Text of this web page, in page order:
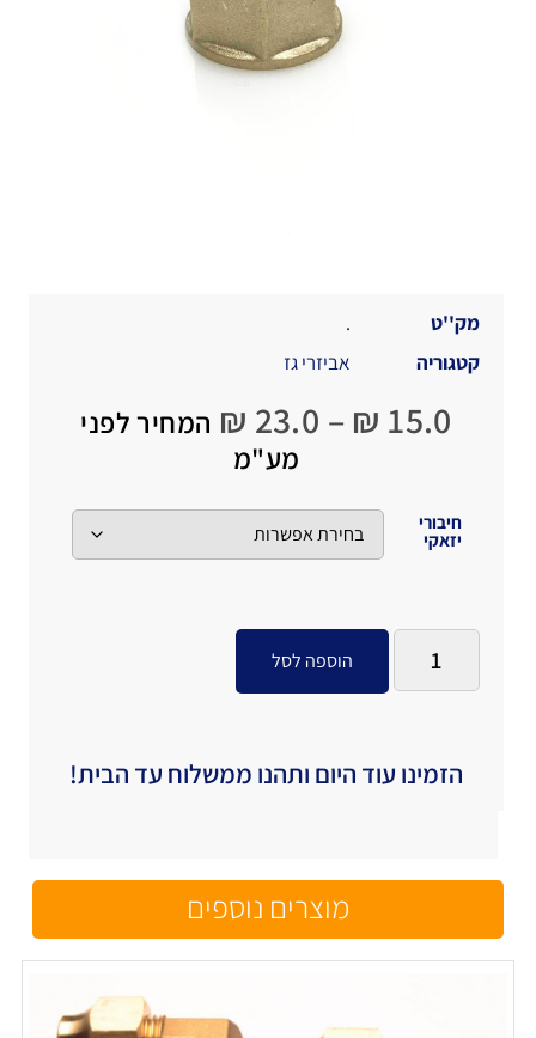
מק''ט
.
קטגוריה
אביזרי גז
₪ 15.0
–
₪ 23.0
המחיר לפני
מע"מ
חיבורי
יזאקי
הוספה לסל
הזמינו עוד היום ותהנו ממשלוח עד הבית!
מוצרים נוספים